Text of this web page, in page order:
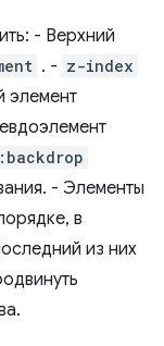
- Верхний
. - z-index
элемент
- Элементы
в
из них